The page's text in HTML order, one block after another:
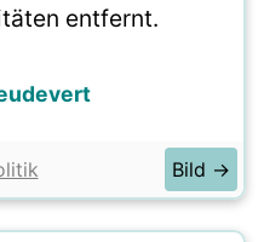
entfernt.
Bild →